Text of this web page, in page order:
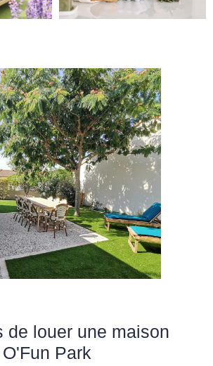
de louer une maison
Park